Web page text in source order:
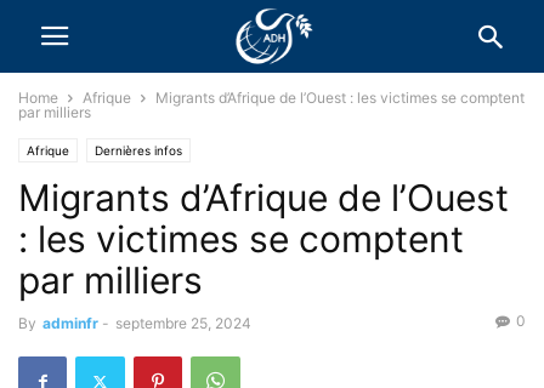
Home Afrique
Migrants d’Afrique de l’Ouest : les victimes se comptent
par milliers
Afrique Dernières infos
Migrants d’Afrique de l’Ouest
: les victimes se comptent
par milliers
By adminfr - septembre 25, 2024 0